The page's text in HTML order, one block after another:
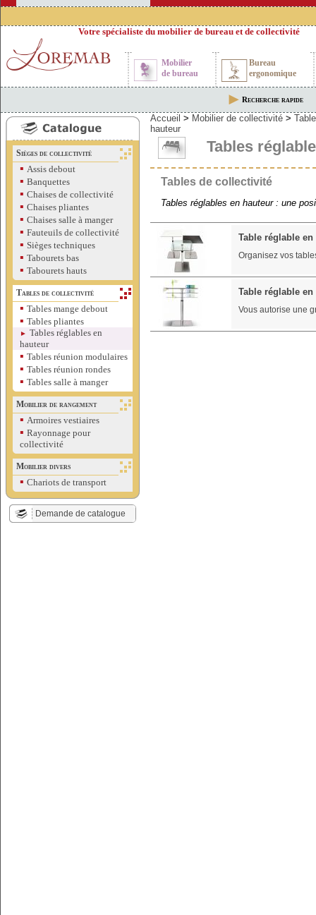
Votre spécialiste du mobilier de bureau et de collectivité
Mobilier
de bureau
Bureau
ergonomique
Recherche rapide
Sièges de collectivité
▪ Assis debout
▪ Banquettes
▪ Chaises de collectivité
▪ Chaises pliantes
▪ Chaises salle à manger
▪ Fauteuils de collectivité
▪ Sièges techniques
▪ Tabourets bas
▪ Tabourets hauts
Tables de collectivité
▪ Tables mange debout
▪ Tables pliantes
► Tables réglables en
hauteur
▪ Tables réunion modulaires
▪ Tables réunion rondes
▪ Tables salle à manger
Mobilier de rangement
▪ Armoires vestiaires
▪ Rayonnage pour
collectivité
Mobilier divers
▪ Chariots de transport
Demande de catalogue
Accueil > Mobilier de collectivité >
hauteur
Tables
Tables de collectivité
Tables réglables en hauteur : une
Table réglable
Organisez vos
Table réglable
Vous autorise une